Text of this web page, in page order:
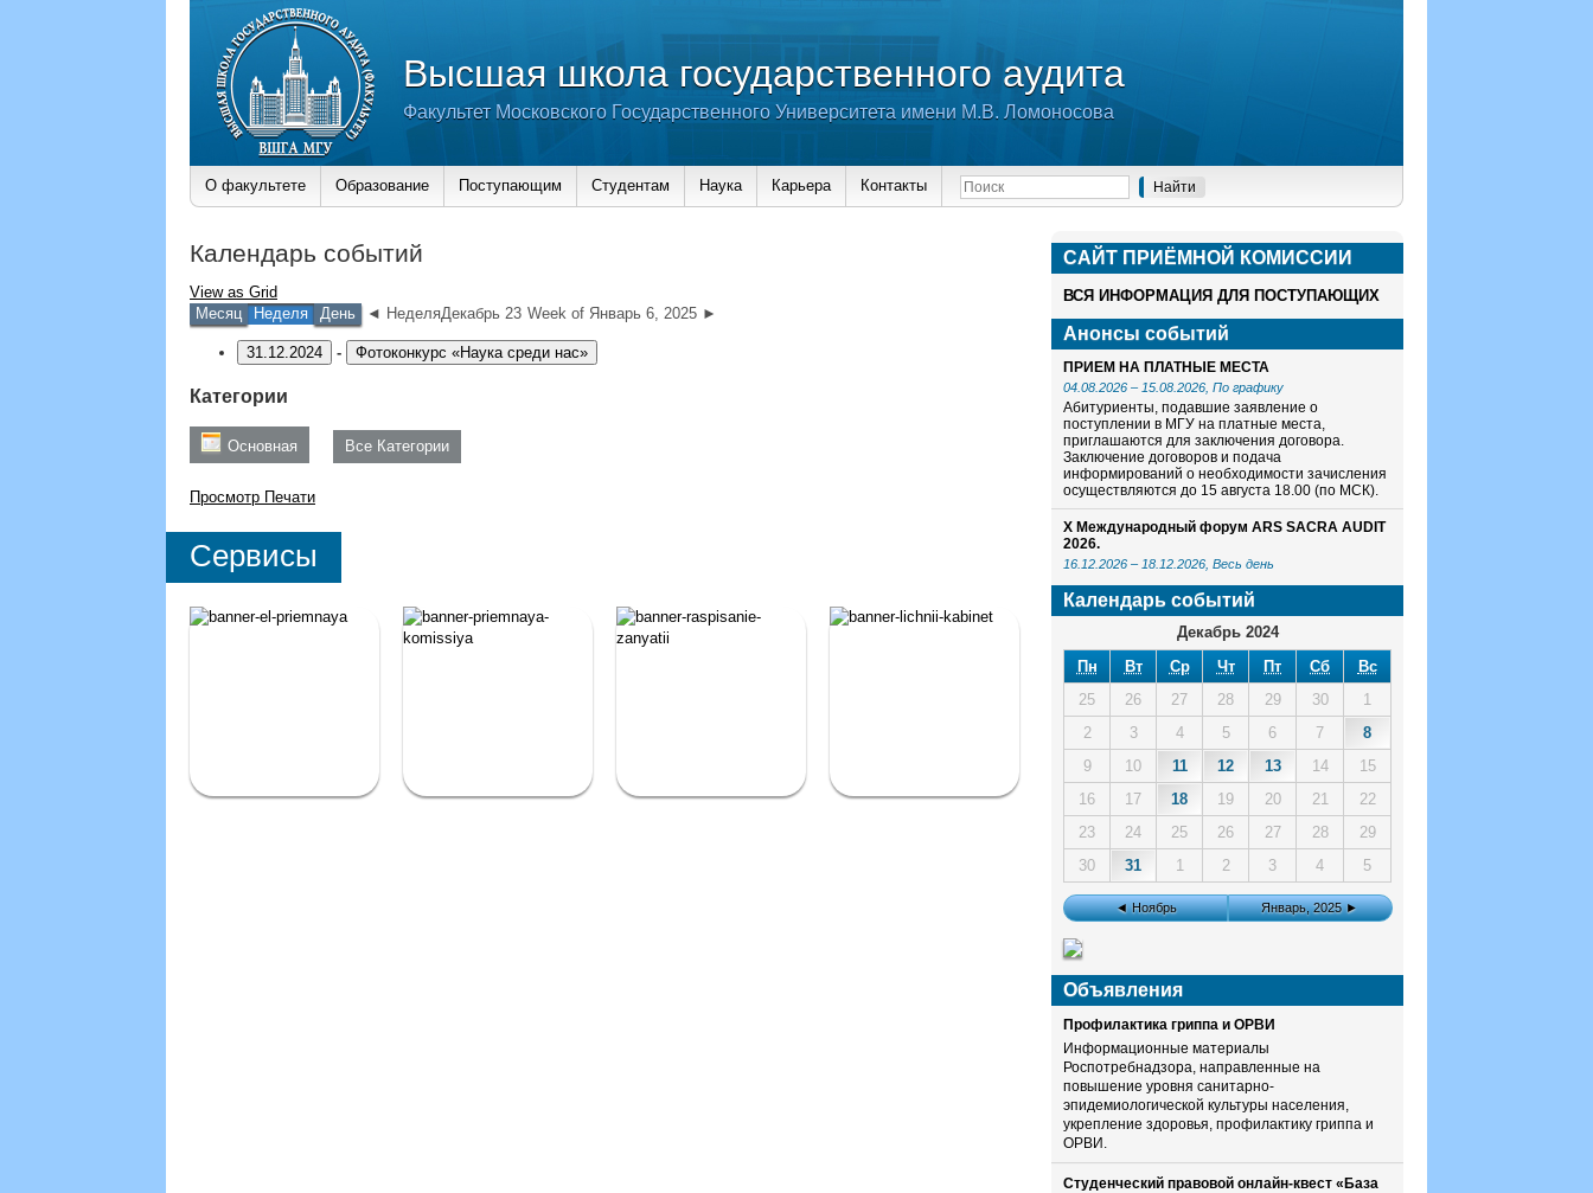
Высшая школа государственного аудита
Факультет Московского Государственного Университета имени М.В. Ломоносова
О факультете Образование Поступающим Студентам Наука Карьера Контакты
Календарь событий
View as Grid
Месяц
Неделя День ◄ НеделяДекабрь 23 Week of Январь 6, 2025 ►
31.12.2024 - Фотоконкурс «Наука среди нас»
Категории
Основная Все Категории
Просмотр Печати
Сервисы
САЙТ ПРИЁМНОЙ КОМИСCИИ
ВСЯ ИНФОРМАЦИЯ ДЛЯ ПОСТУПАЮЩИХ
Анонсы событий
ПРИЕМ НА ПЛАТНЫЕ МЕСТА
04.08.2026 – 15.08.2026 , По графику
Абитуриенты, подавшие заявление о
поступлении в МГУ на платные места,
приглашаются для заключения договора.
Заключение договоров и подача
информирований о необходимости зачисления
осуществляются до 15 августа 18.00 (по МСК).
X Международный форум ARS SACRA AUDIT
2026.
16.12.2026 – 18.12.2026 , Весь день
Календарь событий
Декабрь 2024
Пн
Вт Ср Чт Пт Сб
Вс
25
26 27 28 29 30
1
2
3 4 5 6 7
8
9
10 11 12 13 14
15
16
17 18 19 20 21
22
23
24 25 26 27 28
29
30
31 1 2 3 4 5
◄ Ноябрь Январь, 2025 ►
Объявления
Профилактика гриппа и ОРВИ
Информационные материалы
Роспотребнадзора, направленные на
повышение уровня санитарно-
эпидемиологической культуры населения,
укрепление здоровья, профилактику гриппа и
ОРВИ.
Студенческий правовой онлайн-квест «База